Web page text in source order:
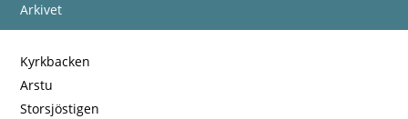
Arkivet
Kyrkbacken
Arstu
Storsjöstigen